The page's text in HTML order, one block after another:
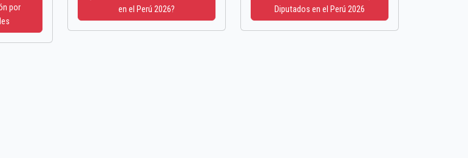
por
en el Perú 2026?
Diputados en el Perú 2026